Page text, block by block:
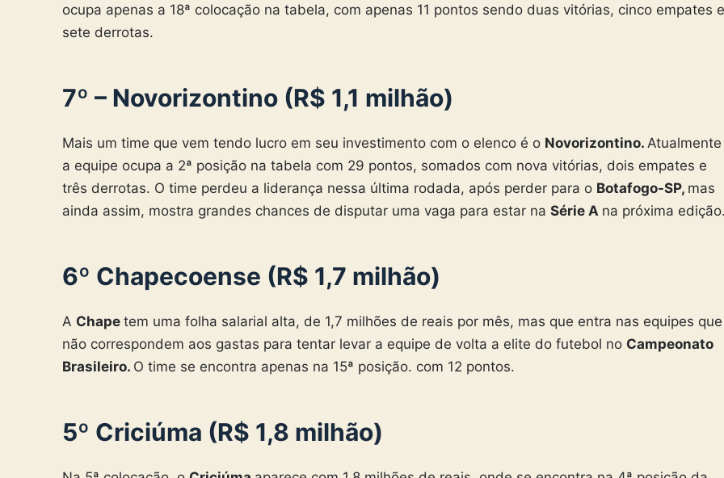
ocupa apenas a 18ª colocação na tabela, com apenas 11 pontos sendo duas vitórias, cinco empates e
sete derrotas.
7º – Novorizontino (R$ 1,1 milhão)
Mais um time que vem tendo lucro em seu investimento com o elenco é o Novorizontino. Atualmente
a equipe ocupa a 2ª posição na tabela com 29 pontos, somados com nova vitórias, dois empates e
três derrotas. O time perdeu a liderança nessa última rodada, após perder para o Botafogo-SP, mas
ainda assim, mostra grandes chances de disputar uma vaga para estar na Série A na próxima
6º Chapecoense (R$ 1,7 milhão)
A Chape tem uma folha salarial alta, de 1,7 milhões de reais por mês, mas que entra nas equipes que
não correspondem aos gastas para tentar levar a equipe de volta a elite do futebol no Campeonato
Brasileiro. O time se encontra apenas na 15ª posição. com 12 pontos.
5º Criciúma (R$ 1,8 milhão)